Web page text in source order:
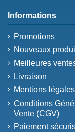
Informations
Promotions
Nouveaux
Meilleures
Livraison
Mentions légales
Conditions
Vente (CGV)
Paiement